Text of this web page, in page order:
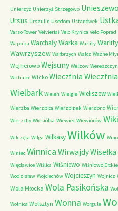
Unierzyż Unierzyż Strzegowo Unieszewo
Ursus Urszulin Usedom Ustanówek
Varso Tower Veivieriai Velo Krynica Velo Poprad
Wapnica WarchałyWarka Warlity
Wawrzyszew Wałbrzych Wałcz Ważne
Wejherowo Wejsuny Welzow Wereszczyn
Wichulec Wicko Wieczfnia
Wielbark Wieleń Wielgie Wieliszew
Wierzba Wierzbica Wierzbinek Wierzbno
Wierzchy Wiesiółka Wiewiec Wiewiórów
Wilczęta Wilga WilkasyWilków
Winiec Winnica WirwajdyWisełka
Więcławice Wiślica Wiśniewo Wiśniowo Ełckie
Wodzisław Wojciechów Wojcieszyn Wojnicz
Wola Młocka Wola Pasikońska
Wolnica Wolsztyn Wonna Worgule